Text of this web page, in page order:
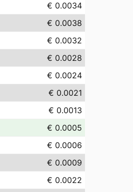
€ 0.0034
€ 0.0038
€ 0.0032
€ 0.0028
€ 0.0024
€ 0.0021
€ 0.0013
€ 0.0005
€ 0.0006
€ 0.0009
€ 0.0022